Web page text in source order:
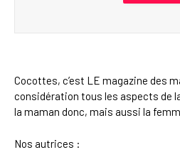
Cocottes, c’est LE magazine des
considération tous les aspects de
la maman donc, mais aussi la
Nos autrices :